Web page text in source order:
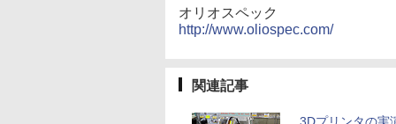
オリオスペック
http://www.oliospec.com/
関連記事
3Dプリンタの実